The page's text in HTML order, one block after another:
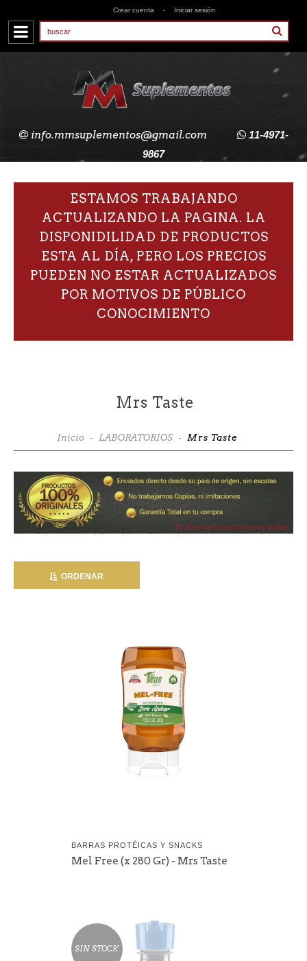
Crear cuenta - Iniciar sesión
info.mmsuplementos@gmail.com
11-4971-
9867
ESTAMOS TRABAJANDO
ACTUALIZANDO LA PAGINA. LA
DISPONIDILIDAD DE PRODUCTOS
ESTA AL DÍA, PERO LOS PRECIOS
PUEDEN NO ESTAR ACTUALIZADOS
POR MOTIVOS DE PÚBLICO
CONOCIMIENTO
Mrs Taste
Inicio - LABORATORIOS - Mrs Taste
ORDENAR
BARRAS PROTÉICAS Y SNACKS
Mel Free (x 280 Gr) - Mrs Taste
SIN STOCK